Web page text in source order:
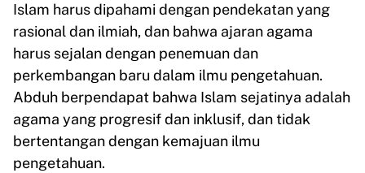
Islam harus dipahami dengan pendekatan yang
rasional dan ilmiah, dan bahwa ajaran agama
harus sejalan dengan penemuan dan
perkembangan baru dalam ilmu pengetahuan.
Abduh berpendapat bahwa Islam sejatinya adalah
agama yang progresif dan inklusif, dan tidak
bertentangan dengan kemajuan ilmu
pengetahuan.